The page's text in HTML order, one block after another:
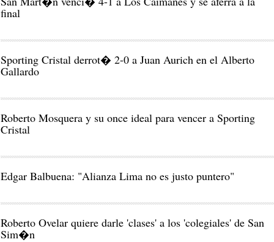
final
Sporting Cristal derrot� 2-0 a Juan Aurich en el Alberto
Gallardo
Roberto Mosquera y su once ideal para vencer a Sporting
Cristal
Edgar Balbuena: "Alianza Lima no es justo puntero"
Roberto Ovelar quiere darle 'clases' a los 'colegiales' de San
Sim�n